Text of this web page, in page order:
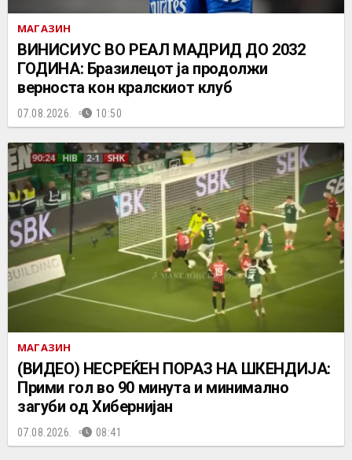
МАГАЗИН
ВИНИСИУС ВО РЕАЛ МАДРИД ДО 2032
ГОДИНА: Бразилецот ја продолжи
верноста кон кралскиот клуб
07.08.2026. 10:50
МАГАЗИН
(ВИДЕО) НЕСРЕЌЕН ПОРАЗ НА ШКЕНДИЈА:
Прими гол во 90 минута и минимално
загуби од Хибернијан
07.08.2026. 08:41